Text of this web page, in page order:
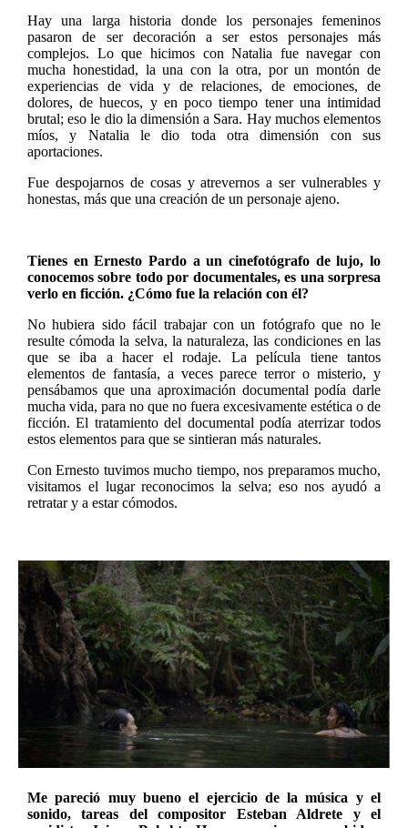
Hay una larga historia donde los personajes femeninos
pasaron de ser decoración a ser estos personajes más
complejos. Lo que hicimos con Natalia fue navegar con
mucha honestidad, la una con la otra, por un montón de
experiencias de vida y de relaciones, de emociones, de
dolores, de huecos, y en poco tiempo tener una intimidad
brutal; eso le dio la dimensión a Sara. Hay muchos elementos
míos, y Natalia le dio toda otra dimensión con sus
aportaciones.
Fue despojarnos de cosas y atrevernos a ser vulnerables y
honestas, más que una creación de un personaje ajeno.
Tienes en Ernesto Pardo a un cinefotógrafo de lujo, lo
conocemos sobre todo por documentales, es una sorpresa
verlo en ficción. ¿Cómo fue la relación con él?
No hubiera sido fácil trabajar con un fotógrafo que no le
resulte cómoda la selva, la naturaleza, las condiciones en las
que se iba a hacer el rodaje. La película tiene tantos
elementos de fantasía, a veces parece terror o misterio, y
pensábamos que una aproximación documental podía darle
mucha vida, para no que no fuera excesivamente estética o de
ficción. El tratamiento del documental podía aterrizar todos
estos elementos para que se sintieran más naturales.
Con Ernesto tuvimos mucho tiempo, nos preparamos mucho,
visitamos el lugar reconocimos la selva; eso nos ayudó a
retratar y a estar cómodos.
Me pareció muy bueno el ejercicio de la música y el
sonido, tareas del compositor Esteban Aldrete y el